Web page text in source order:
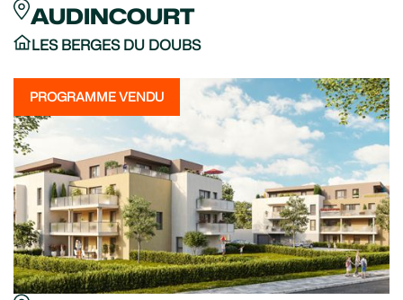
AUDINCOURT
LES BERGES DU DOUBS
PROGRAMME VENDU